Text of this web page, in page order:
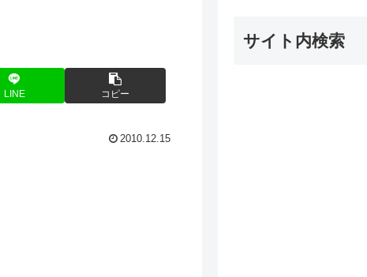
LINE コピー
2010.12.15
サイト内検索